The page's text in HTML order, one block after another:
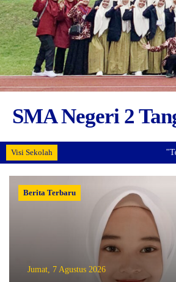
SMA Negeri 2
Visi Sekolah "Terwujudnya
Berita Terbaru
Jumat, 7 Agustus 2026